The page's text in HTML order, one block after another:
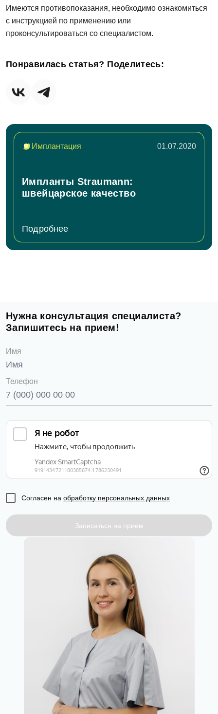
Имеются противопоказания, необходимо ознакомиться
с инструкцией по применению или
проконсультироваться со специалистом.
Понравилась статья? Поделитесь:
Имплантация 01.07.2020
Импланты Straumann:
швейцарское качество
Подробнее
Нужна консультация специалиста?
Запишитесь на прием!
Имя
Телефон
Согласен на обработку персональных данных
Записаться на приём
Телефон
Согласен наобработку персональных
Задать вопрос
Сообщение
Согласен наобработку персональных
Отправить
Заявка отправлена!
Мы свяжемся с вами в ближайшее время